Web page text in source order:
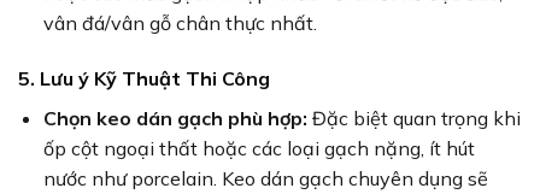
vân đá/vân gỗ chân thực nhất.
5. Lưu ý Kỹ Thuật Thi Công
Chọn keo dán gạch phù hợp: Đặc biệt quan trọng khi
ốp cột ngoại thất hoặc các loại gạch nặng, ít hút
nước như porcelain. Keo dán gạch chuyên dụng sẽ